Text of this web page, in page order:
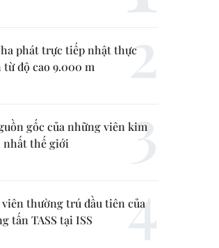
phát trực tiếp nhật thực
độ cao 9.000 m
gốc của những viên kim
nhất thế giới
thường trú đầu tiên của
tấn TASS tại ISS